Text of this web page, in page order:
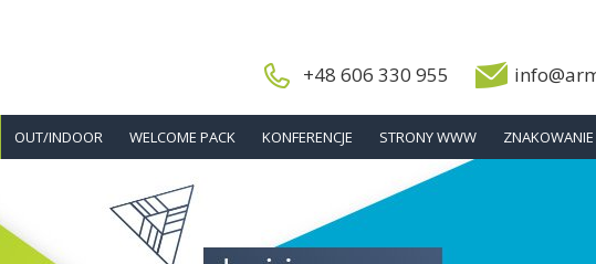
+48 606 330 955
OUT/INDOOR WELCOME PACK KONFERENCJE STRONY WWW ZNAKOWANIE